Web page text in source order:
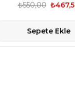
₺550,00
Sepete Ekle